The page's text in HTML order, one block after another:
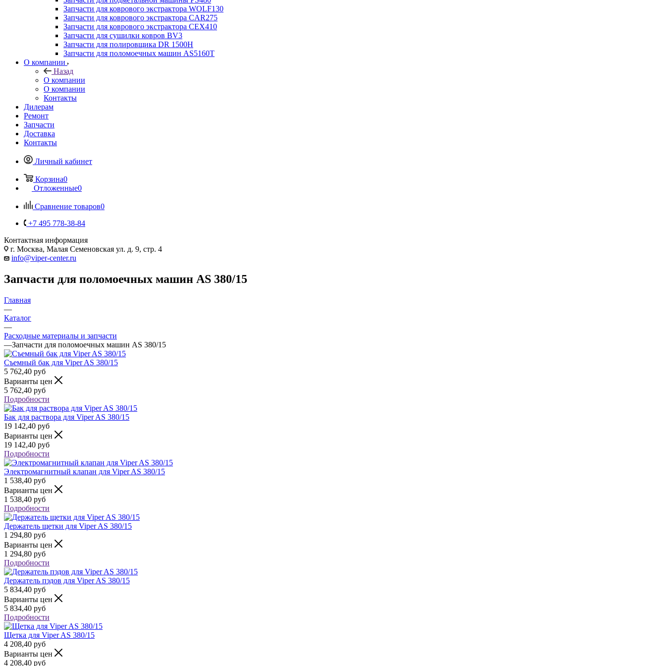
Запчасти для коврового экстрактора WOLF130
Запчасти для коврового экстрактора CAR275
Запчасти для коврового экстрактора CEX410
Запчасти для сушилки ковров BV3
Запчасти для полировщика DR 1500H
Запчасти для поломоечных машин AS5160T
О компании
Назад
О компании
О компании
Контакты
Дилерам
Ремонт
Запчасти
Доставка
Контакты
Личный кабинет
Корзина0
Отложенные0
Сравнение товаров0
+7 495 778-38-84
Контактная информация
г. Москва, Малая Семеновская ул. д. 9, стр. 4
info@viper-center.ru
Запчасти для поломоечных машин AS 380/15
Главная
—
Каталог
—
Расходные материалы и запчасти
—Запчасти для поломоечных машин AS 380/15
Съемный бак для Viper AS 380/15
5 762,40 руб
Варианты цен
5 762,40 руб
Подробности
Бак для раствора для Viper AS 380/15
19 142,40 руб
Варианты цен
19 142,40 руб
Подробности
Электромагнитный клапан для Viper AS 380/15
1 538,40 руб
Варианты цен
1 538,40 руб
Подробности
Держатель щетки для Viper AS 380/15
1 294,80 руб
Варианты цен
1 294,80 руб
Подробности
Держатель пэдов для Viper AS 380/15
5 834,40 руб
Варианты цен
5 834,40 руб
Подробности
Щетка для Viper AS 380/15
4 208,40 руб
Варианты цен
4 208,40 руб